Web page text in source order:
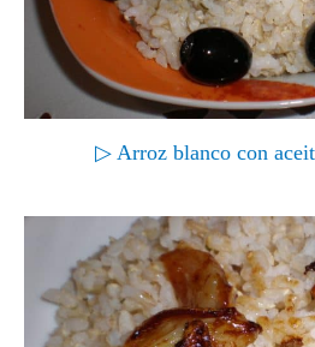
▷ Arroz blanco con